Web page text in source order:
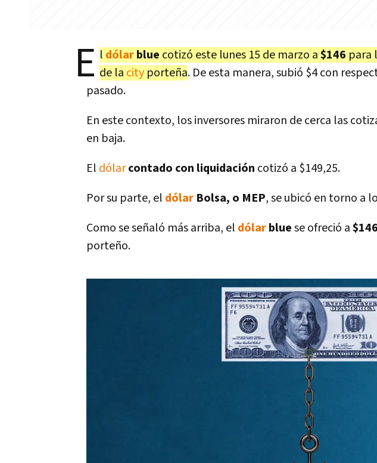
E l dólarblue cotizó este lunes 15 de marzo a$146 para
de la city porteña. De esta manera, subió $4 con
pasado.
En este contexto, los inversores miraron de cerca las
en baja.
El dólarcontado con liquidación cotizó a $149,25.
Por su parte, el dólar Bolsa, o MEP, se ubicó en torno a
Como se señaló más arriba, el dólarbluese ofreció a$146
porteño.